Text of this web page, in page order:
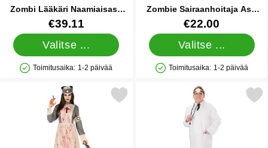
Zombi Lääkäri Naamiaisasu
Lapset
Tuote.nro 39227
€39.11
Valitse ...
Saatavuus: Varastossa
Toimitusaika: 1-2 päivää
Zombie Sairaanhoitaja Asu
Lapset
Tuote.nro 39581
€22.00
Valitse ...
Saatavuus: Varastossa
Toimitusaika: 1-2 päivää
verinen Zombie Sairaanhoitaja Naamiaisasu suosikiksi
Merkitse lääkäri